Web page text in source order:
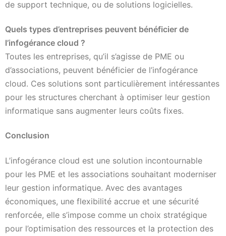
de support technique, ou de solutions logicielles.
Quels types d’entreprises peuvent bénéficier de
l’infogérance cloud ?
Toutes les entreprises, qu’il s’agisse de PME ou
d’associations, peuvent bénéficier de l’infogérance
cloud. Ces solutions sont particulièrement intéressantes
pour les structures cherchant à optimiser leur gestion
informatique sans augmenter leurs coûts fixes.
Conclusion
L’infogérance cloud est une solution incontournable
pour les PME et les associations souhaitant moderniser
leur gestion informatique. Avec des avantages
économiques, une flexibilité accrue et une sécurité
renforcée, elle s’impose comme un choix stratégique
pour l’optimisation des ressources et la protection des